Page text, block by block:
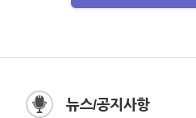
뉴스/공지사항